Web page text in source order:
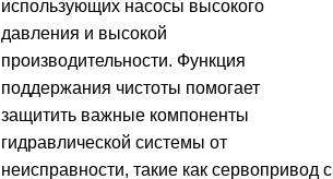
использующих насосы высокого
давления и высокой
производительности. Функция
поддержания чистоты помогает
защитить важные компоненты
гидравлической системы от
неисправности, такие как сервопривод с